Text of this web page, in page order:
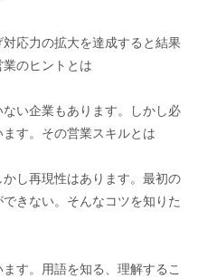
応力の拡大を達成すると結果
のヒントとは
い企業もあります。しかし必
す。その営業スキルとは
し再現性はあります。最初の
きない。そんなコツを知りた
す。用語を知る、理解するこ